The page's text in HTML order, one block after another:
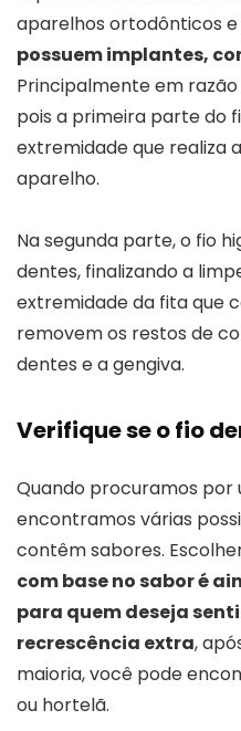
aparelhos ortodônticos
possuem implantes,
Principalmente em
pois a primeira parte do
extremidade que realiza
aparelho.
Na segunda parte, o fio
dentes, finalizando a
extremidade da fita que
removem os restos de
dentes e a gengiva.
Verifique se o fio
Quando procuramos por
encontramos várias
contêm sabores.
com base no sabor é
para quem deseja
recrescência extra,
maioria, você pode
ou hortelã.